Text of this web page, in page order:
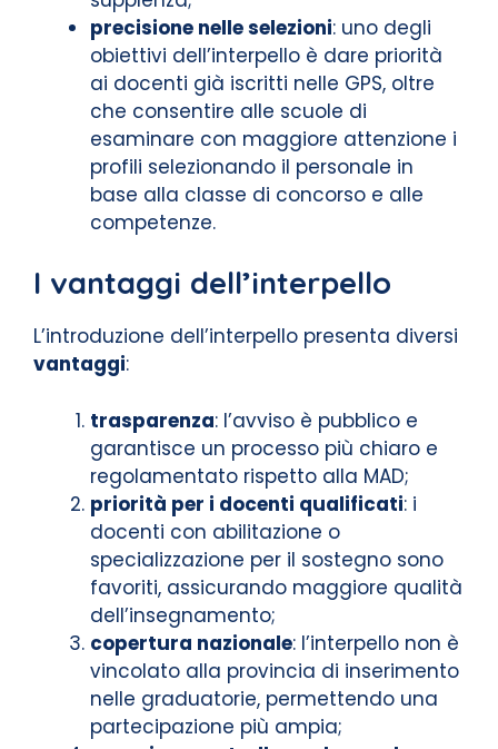
precisione nelle selezioni: uno degli
obiettivi dell’interpello è dare priorità
ai docenti già iscritti nelle GPS, oltre
che consentire alle scuole di
esaminare con maggiore attenzione i
profili selezionando il personale in
base alla classe di concorso e alle
competenze.
I vantaggi dell’interpello
L’introduzione dell’interpello presenta diversi
vantaggi:
trasparenza: l’avviso è pubblico e
garantisce un processo più chiaro e
regolamentato rispetto alla MAD;
priorità per i docenti qualificati: i
docenti con abilitazione o
specializzazione per il sostegno sono
favoriti, assicurando maggiore qualità
dell’insegnamento;
copertura nazionale: l’interpello non è
vincolato alla provincia di inserimento
nelle graduatorie, permettendo una
partecipazione più ampia;